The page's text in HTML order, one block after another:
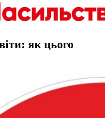
як цього